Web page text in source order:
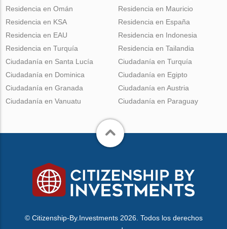
Residencia en Omán
Residencia en KSA
Residencia en EAU
Residencia en Turquía
Residencia en Mauricio
Residencia en España
Residencia en Indonesia
Residencia en Tailandia
Ciudadanía en Santa Lucía
Ciudadanía en Dominica
Ciudadanía en Granada
Ciudadanía en Vanuatu
Ciudadanía en Turquía
Ciudadanía en Egipto
Ciudadanía en Austria
Ciudadanía en Paraguay
© Citizenship-By.Investments 2026. Todos los derechos